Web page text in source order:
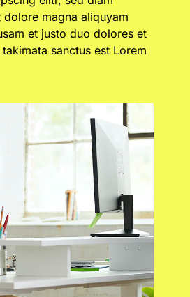
magna aliquyam
et justo duo dolores et
sanctus est Lorem